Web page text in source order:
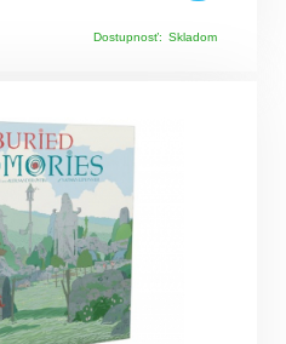
Dostupnosť: Skladom